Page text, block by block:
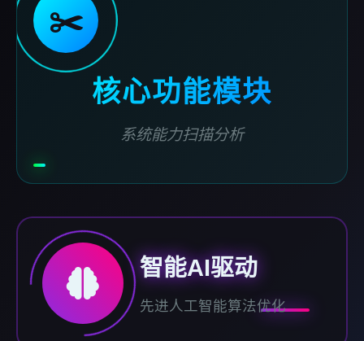
✂️
核心功能模块
系统能力扫描分析
智能AI驱动
先进人工智能算法优化